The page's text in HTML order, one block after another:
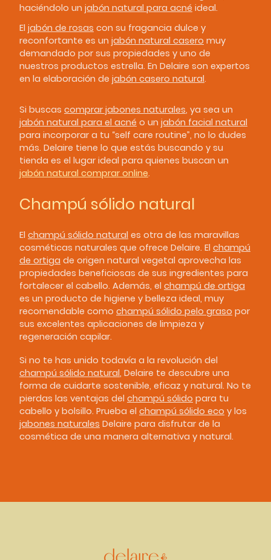
haciéndolo un jabón natural para acné ideal.
El jabón de rosas con su fragancia dulce y
reconfortante es un jabón natural casero muy
demandado por sus propiedades y uno de
nuestros productos estrella. En Delaire son expertos
en la elaboración de jabón casero natural.
Si buscas comprar jabones naturales, ya sea un
jabón natural para el acné o un jabón facial natural
para incorporar a tu “self care routine”, no lo dudes
más. Delaire tiene lo que estás buscando y su
tienda es el lugar ideal para quienes buscan un
jabón natural comprar online.
Champú sólido natural
El champú sólido natural es otra de las maravillas
cosméticas naturales que ofrece Delaire. El champú
de ortiga de origen natural vegetal aprovecha las
propiedades beneficiosas de sus ingredientes para
fortalecer el cabello. Además, el champú de ortiga
es un producto de higiene y belleza ideal, muy
recomendable como champú sólido pelo graso por
sus excelentes aplicaciones de limpieza y
regeneración capilar.
Si no te has unido todavía a la revolución del
champú sólido natural, Delaire te descubre una
forma de cuidarte sostenible, eficaz y natural. No te
pierdas las ventajas del champú sólido para tu
cabello y bolsillo. Prueba el champú sólido eco y los
jabones naturales Delaire para disfrutar de la
cosmética de una manera alternativa y natural.